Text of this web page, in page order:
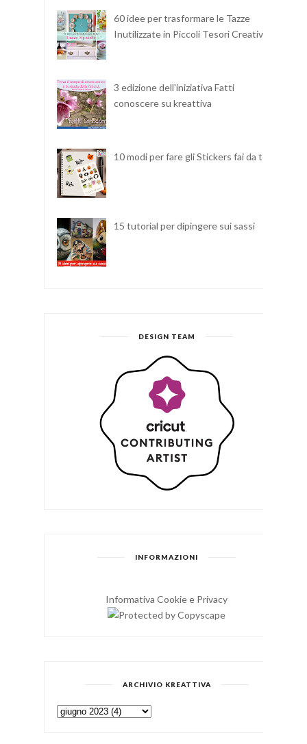
60 idee per trasformare le Tazze
Inutilizzate in Piccoli Tesori Creativi
3 edizione dell'iniziativa Fatti
conoscere su kreattiva
10 modi per fare gli Stickers fai da te
15 tutorial per dipingere sui sassi
DESIGN TEAM
INFORMAZIONI
Informativa Cookie e Privacy
ARCHIVIO KREATTIVA